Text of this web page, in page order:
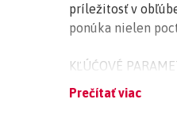
príležitosť v
ponúka nielen
KĽÚĆOVÉ
Prečítať viac